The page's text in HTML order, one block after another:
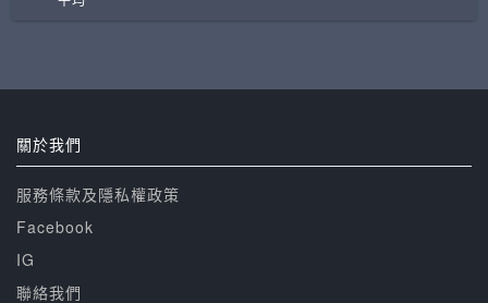
關於我們
服務條款及隱私權政策
Facebook
IG
聯絡我們